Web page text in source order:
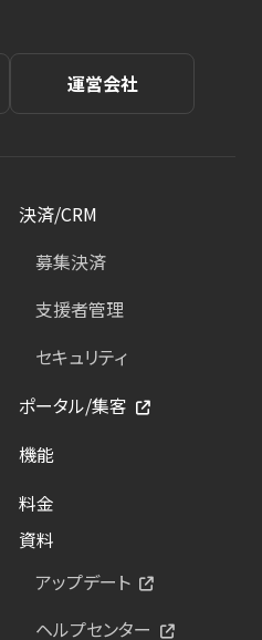
運営会社
決済/CRM
募集決済
支援者管理
セキュリティ
ポータル/集客
機能
料金
資料
アップデート
ヘルプセンター